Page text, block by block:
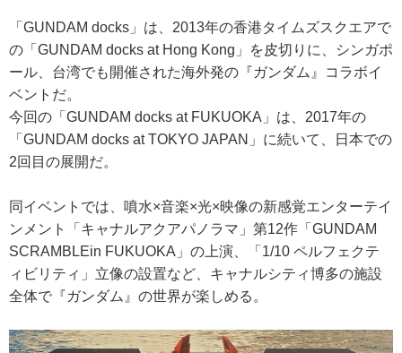
「GUNDAM docks」は、2013年の香港タイムズスクエアで
の「GUNDAM docks at Hong Kong」を皮切りに、シンガポ
ール、台湾でも開催された海外発の『ガンダム』コラボイ
ベントだ。
今回の「GUNDAM docks at FUKUOKA」は、2017年の
「GUNDAM docks at TOKYO JAPAN」に続いて、日本での
2回目の展開だ。
同イベントでは、噴水×音楽×光×映像の新感覚エンターテイ
ンメント「キャナルアクアパノラマ」第12作「GUNDAM
SCRAMBLEin FUKUOKA」の上演、「1/10 ペルフェクテ
ィビリティ」立像の設置など、キャナルシティ博多の施設
全体で『ガンダム』の世界が楽しめる。